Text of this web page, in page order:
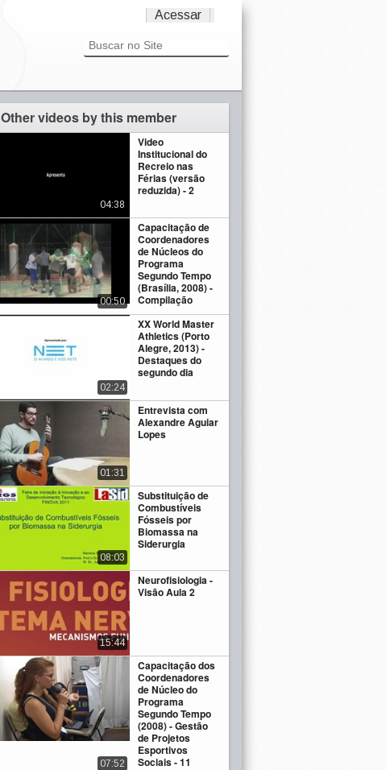
Acessar
Other videos by this member
Video
Institucional do
Recreio nas
Férias (versão
reduzida) - 2
04:38
Capacitação de
Coordenadores
de Núcleos do
Programa
Segundo Tempo
(Brasília, 2008) -
Compilação
00:50
XX World Master
Athletics (Porto
Alegre, 2013) -
Destaques do
segundo dia
02:24
Entrevista com
Alexandre Aguiar
Lopes
01:31
Substituição de
Combustíveis
Fósseis por
Biomassa na
Siderurgia
08:03
Neurofisiologia -
Visão Aula 2
15:44
Capacitação dos
Coordenadores
de Núcleo do
Programa
Segundo Tempo
(2008) - Gestão
de Projetos
Esportivos
Sociais - 11
07:52